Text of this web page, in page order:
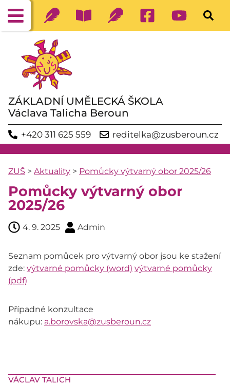
ZÁKLADNÍ UMĚLECKÁ ŠKOLA
Václava Talicha Beroun
+420 311 625 559 reditelka@zusberoun.cz
VÁCLAV TALICH
ZUŠ > Aktuality > Pomůcky výtvarný obor 2025/26
Pomůcky výtvarný obor
2025/26
4. 9. 2025 Admin
Seznam pomůcek pro výtvarný obor jsou ke stažení
zde: výtvarné pomůcky (word) výtvarné pomůcky
(pdf)
Případné konzultace
nákupu: a.borovska@zusberoun.cz